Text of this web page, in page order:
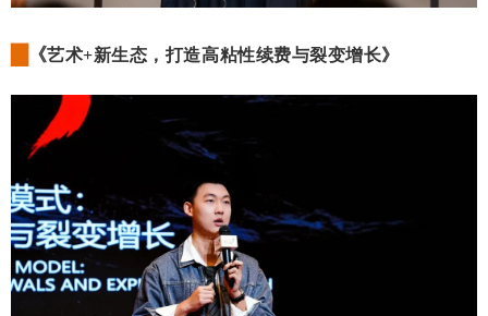
《艺术+新生态，打造高粘性续费与裂变增长》